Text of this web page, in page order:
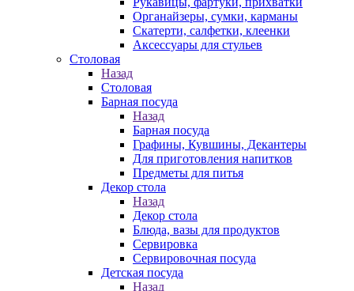
Органайзеры, сумки, карманы
Скатерти, салфетки, клеенки
Аксессуары для стульев
Столовая
Назад
Столовая
Барная посуда
Назад
Барная посуда
Графины, Кувшины, Декантеры
Для приготовления напитков
Предметы для питья
Декор стола
Назад
Декор стола
Блюда, вазы для продуктов
Сервировка
Сервировочная посуда
Детская посуда
Назад